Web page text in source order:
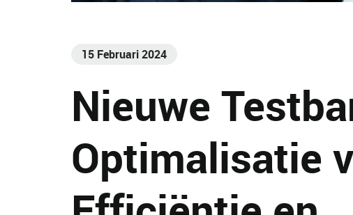
15 Februari 2024
Nieuwe
Optimalisatie